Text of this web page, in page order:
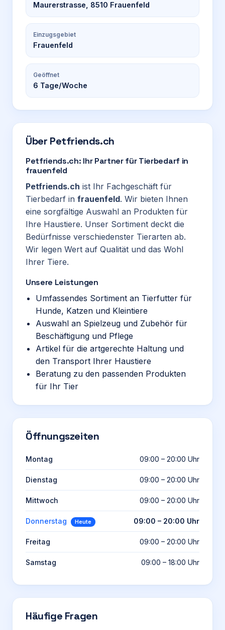
Maurerstrasse, 8510 Frauenfeld
Einzugsgebiet
Frauenfeld
Geöffnet
6 Tage/Woche
Über Petfriends.ch
Petfriends.ch: Ihr Partner für Tierbedarf in
frauenfeld
Petfriends.ch ist Ihr Fachgeschäft für
Tierbedarf in frauenfeld. Wir bieten Ihnen
eine sorgfältige Auswahl an Produkten für
Ihre Haustiere. Unser Sortiment deckt die
Bedürfnisse verschiedenster Tierarten ab.
Wir legen Wert auf Qualität und das Wohl
Ihrer Tiere.
Unsere Leistungen
Umfassendes Sortiment an Tierfutter für
Hunde, Katzen und Kleintiere
Auswahl an Spielzeug und Zubehör für
Beschäftigung und Pflege
Artikel für die artgerechte Haltung und
den Transport Ihrer Haustiere
Beratung zu den passenden Produkten
für Ihr Tier
Öffnungszeiten
Montag 09:00 – 20:00 Uhr
Dienstag 09:00 – 20:00 Uhr
Mittwoch 09:00 – 20:00 Uhr
Donnerstag Heute 09:00 – 20:00 Uhr
Freitag 09:00 – 20:00 Uhr
Samstag 09:00 – 18:00 Uhr
Häufige Fragen